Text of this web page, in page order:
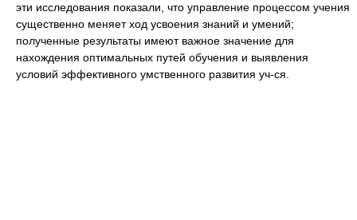
эти исследования показали, что управление процессом учения
существенно меняет ход усвоения знаний и умений;
полученные результаты имеют важное значение для
нахождения оптимальных путей обучения и выявления
условий эффективного умственного развития уч-ся.